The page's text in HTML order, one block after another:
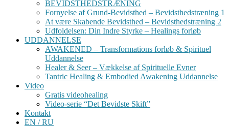
BEVIDSTHEDSTRÆNING
Fornyelse af Grund-Bevidsthed – Bevidsthedstræning 1
At være Skabende Bevidsthed – Bevidsthedstræning 2
Udfoldelsen: Din Indre Styrke – Healings forløb
UDDANNELSE
AWAKENED – Transformations forløb & Spirituel
Uddannelse
Healer & Seer – Vækkelse af Spirituelle Evner
Tantric Healing & Embodied Awakening Uddannelse
Video
Gratis videohealing
Video-serie “Det Bevidste Skift”
Kontakt
EN / RU